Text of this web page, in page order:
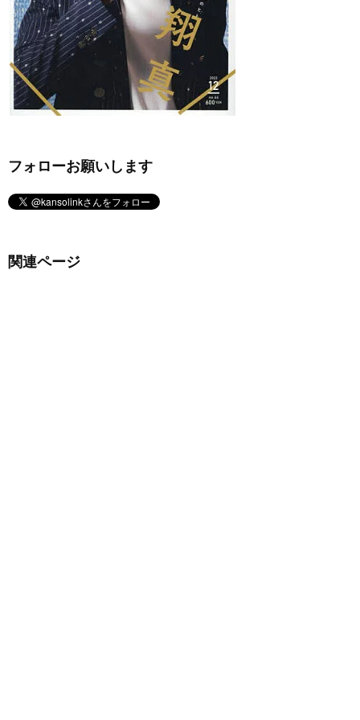
フォローお願いします
関連ページ